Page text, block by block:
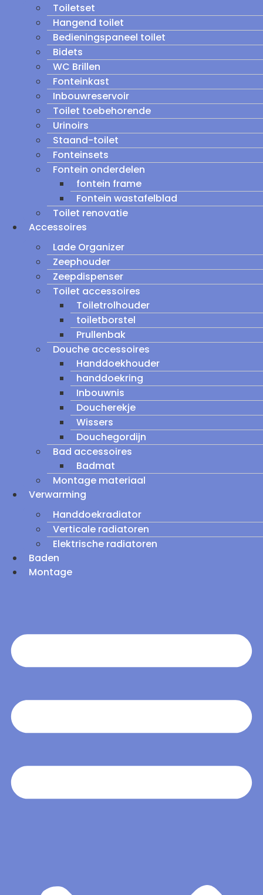
Toiletset
Hangend toilet
Bedieningspaneel toilet
Bidets
WC Brillen
Fonteinkast
Inbouwreservoir
Toilet toebehorende
Urinoirs
Staand-toilet
Fonteinsets
Fontein onderdelen
fontein frame
Fontein wastafelblad
Toilet renovatie
Accessoires
Lade Organizer
Zeephouder
Zeepdispenser
Toilet accessoires
Toiletrolhouder
toiletborstel
Prullenbak
Douche accessoires
Handdoekhouder
handdoekring
Inbouwnis
Doucherekje
Wissers
Douchegordijn
Bad accessoires
Badmat
Montage materiaal
Verwarming
Handdoekradiator
Verticale radiatoren
Elektrische radiatoren
Baden
Montage